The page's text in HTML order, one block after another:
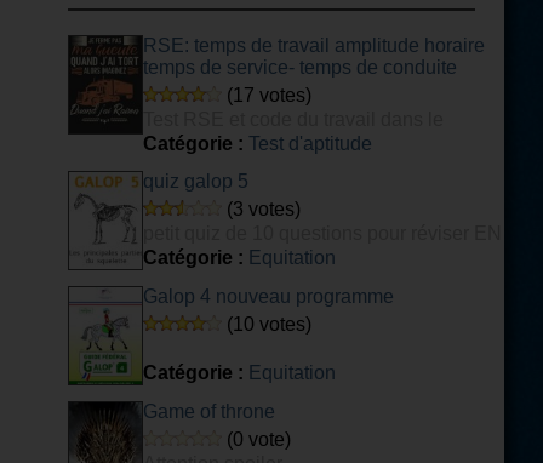
RSE: temps de travail amplitude horaire
temps de service- temps de conduite
(17 votes)
transport
Catégorie : Test d'aptitude
quiz galop 5
(3 votes)
PARTIE son galop 5
Catégorie : Equitation
Galop 4 nouveau programme
(10 votes)
Catégorie : Equitation
Game of throne
(0 vote)